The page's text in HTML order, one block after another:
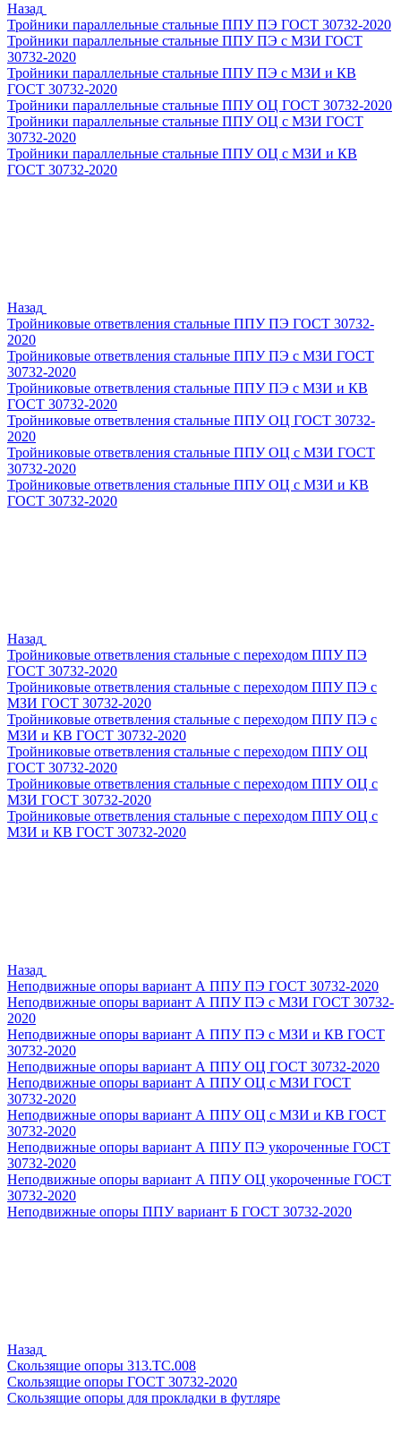
Назад
Тройники параллельные стальные ППУ ПЭ ГОСТ 30732-2020
Тройники параллельные стальные ППУ ПЭ с МЗИ ГОСТ
30732-2020
Тройники параллельные стальные ППУ ПЭ с МЗИ и КВ
ГОСТ 30732-2020
Тройники параллельные стальные ППУ ОЦ ГОСТ 30732-2020
Тройники параллельные стальные ППУ ОЦ с МЗИ ГОСТ
30732-2020
Тройники параллельные стальные ППУ ОЦ с МЗИ и КВ
ГОСТ 30732-2020
Назад
Тройниковые ответвления стальные ППУ ПЭ ГОСТ 30732-
2020
Тройниковые ответвления стальные ППУ ПЭ с МЗИ ГОСТ
30732-2020
Тройниковые ответвления стальные ППУ ПЭ с МЗИ и КВ
ГОСТ 30732-2020
Тройниковые ответвления стальные ППУ ОЦ ГОСТ 30732-
2020
Тройниковые ответвления стальные ППУ ОЦ с МЗИ ГОСТ
30732-2020
Тройниковые ответвления стальные ППУ ОЦ с МЗИ и КВ
ГОСТ 30732-2020
Назад
Тройниковые ответвления стальные с переходом ППУ ПЭ
ГОСТ 30732-2020
Тройниковые ответвления стальные с переходом ППУ ПЭ с
МЗИ ГОСТ 30732-2020
Тройниковые ответвления стальные с переходом ППУ ПЭ с
МЗИ и КВ ГОСТ 30732-2020
Тройниковые ответвления стальные с переходом ППУ ОЦ
ГОСТ 30732-2020
Тройниковые ответвления стальные с переходом ППУ ОЦ с
МЗИ ГОСТ 30732-2020
Тройниковые ответвления стальные с переходом ППУ ОЦ с
МЗИ и КВ ГОСТ 30732-2020
Назад
Неподвижные опоры вариант А ППУ ПЭ ГОСТ 30732-2020
Неподвижные опоры вариант А ППУ ПЭ с МЗИ ГОСТ 30732-
2020
Неподвижные опоры вариант А ППУ ПЭ с МЗИ и КВ ГОСТ
30732-2020
Неподвижные опоры вариант А ППУ ОЦ ГОСТ 30732-2020
Неподвижные опоры вариант А ППУ ОЦ с МЗИ ГОСТ
30732-2020
Неподвижные опоры вариант А ППУ ОЦ с МЗИ и КВ ГОСТ
30732-2020
Неподвижные опоры вариант А ППУ ПЭ укороченные ГОСТ
30732-2020
Неподвижные опоры вариант А ППУ ОЦ укороченные ГОСТ
30732-2020
Неподвижные опоры ППУ вариант Б ГОСТ 30732-2020
Назад
Скользящие опоры 313.ТС.008
Скользящие опоры ГОСТ 30732-2020
Скользящие опоры для прокладки в футляре